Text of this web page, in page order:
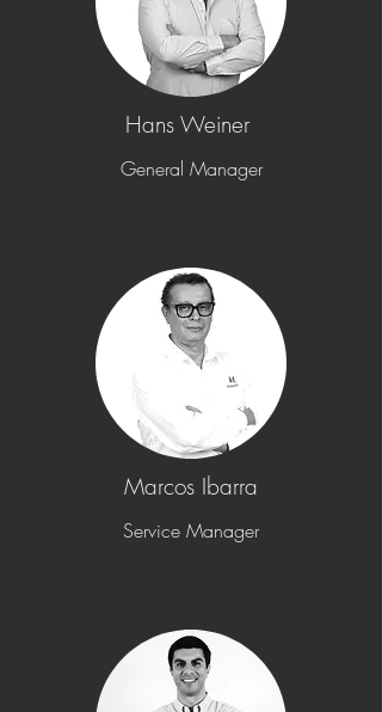
Hans Weiner
General Manager
Marcos Ibarra
Service Manager